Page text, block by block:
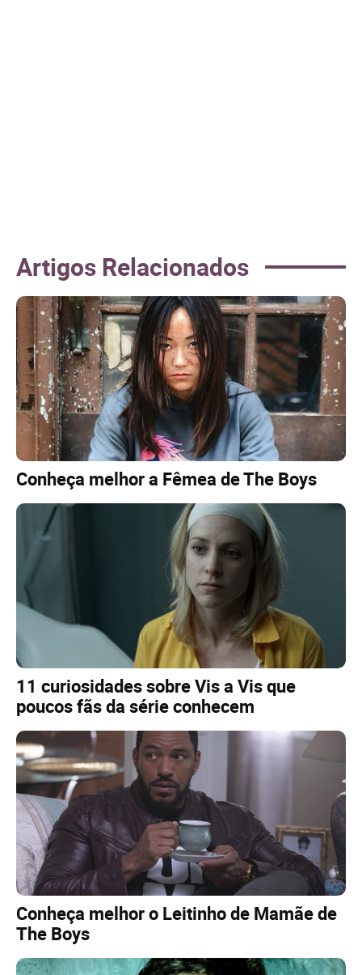
Artigos Relacionados
Conheça melhor a Fêmea de The Boys
11 curiosidades sobre Vis a Vis que
poucos fãs da série conhecem
Conheça melhor o Leitinho de Mamãe de
The Boys